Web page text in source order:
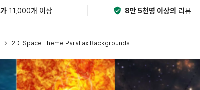
11,000개 이상 8만 5천명 이상의 리뷰
2D-Space Theme Parallax Backgrounds